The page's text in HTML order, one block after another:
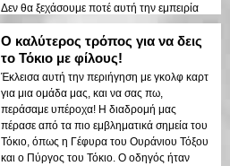
Δεν θα ξεχάσουμε ποτέ αυτή την εμπειρία
και ανυπομονούμε να επιστρέψουμε!
Ο καλύτερος τρόπος για να δεις
το Τόκιο με φίλους!
Έκλεισα αυτή την περιήγηση με γκολφ καρτ
για μια ομάδα μας, και να σας πω,
περάσαμε υπέροχα! Η διαδρομή μας
πέρασε από τα πιο εμβληματικά σημεία του
Τόκιο, όπως η Γέφυρα του Ουράνιου Τόξου
και ο Πύργος του Τόκιο. Ο οδηγός ήταν